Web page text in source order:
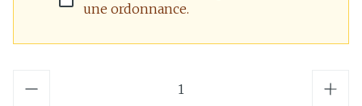
une ordonnance.